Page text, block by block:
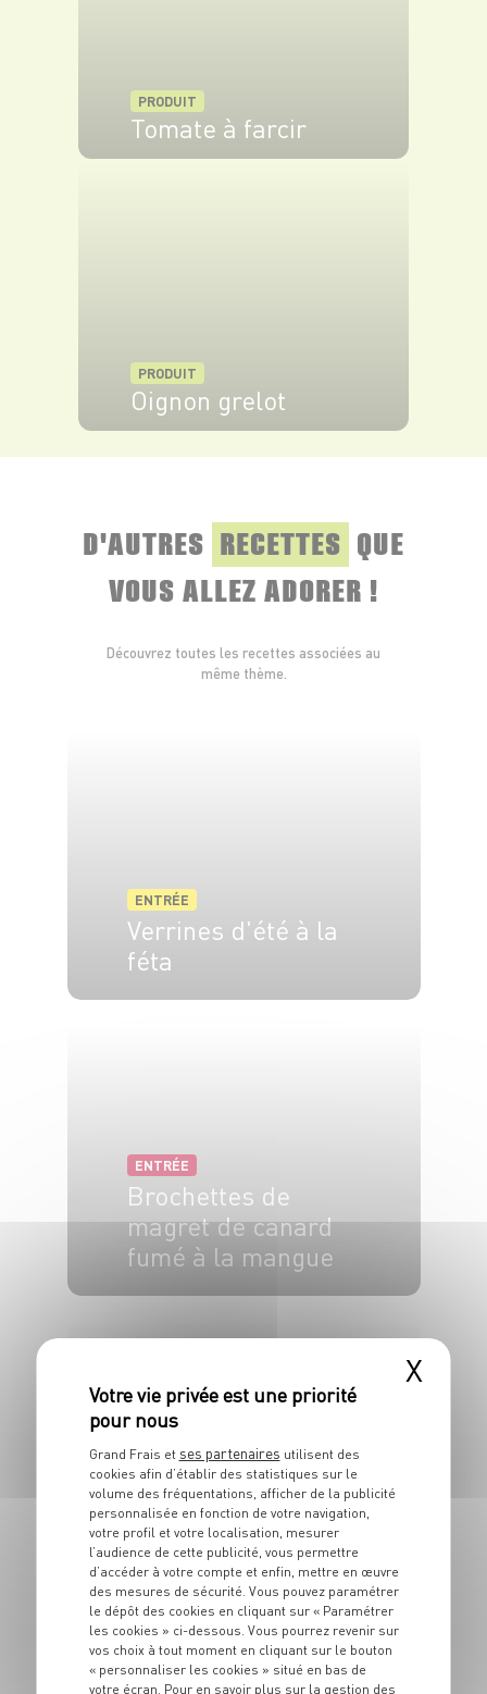
PRODUIT
Tomate à farcir
PRODUIT
Oignon grelot
D'AUTRES RECETTES QUE
VOUS ALLEZ ADORER !
Découvrez toutes les recettes associées au
même thème.
ENTRÉE
Verrines d'été à la
féta
ENTRÉE
Brochettes de
magret de canard
fumé à la mangue
ENTRÉE
Crème de
champignons au
parmesan
4 pers. 10 min 15 min
X
Grand Frais et ses partenaires utilisent des
cookies afin d’établir des statistiques sur le
volume des fréquentations, afficher de la publicité
personnalisée en fonction de votre navigation,
votre profil et votre localisation, mesurer
l’audience de cette publicité, vous permettre
d’accéder à votre compte et enfin, mettre en œuvre
des mesures de sécurité. Vous pouvez paramétrer
le dépôt des cookies en cliquant sur « Paramétrer
les cookies » ci-dessous. Vous pourrez revenir sur
vos choix à tout moment en cliquant sur le bouton
« personnaliser les cookies » situé en bas de
votre écran. Pour en savoir plus sur la gestion des